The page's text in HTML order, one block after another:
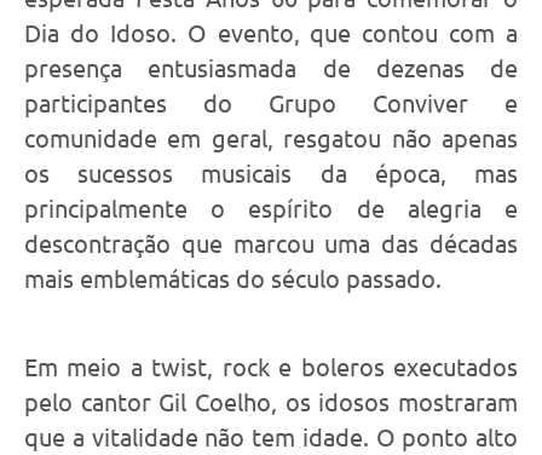
Dia do Idoso. O evento, que contou com a
presença entusiasmada de dezenas de
participantes do Grupo Conviver e
comunidade em geral, resgatou não apenas
os sucessos musicais da época, mas
principalmente o espírito de alegria e
descontração que marcou uma das décadas
mais emblemáticas do século passado.
Em meio a twist, rock e boleros executados
pelo cantor Gil Coelho, os idosos mostraram
que a vitalidade não tem idade. O ponto alto